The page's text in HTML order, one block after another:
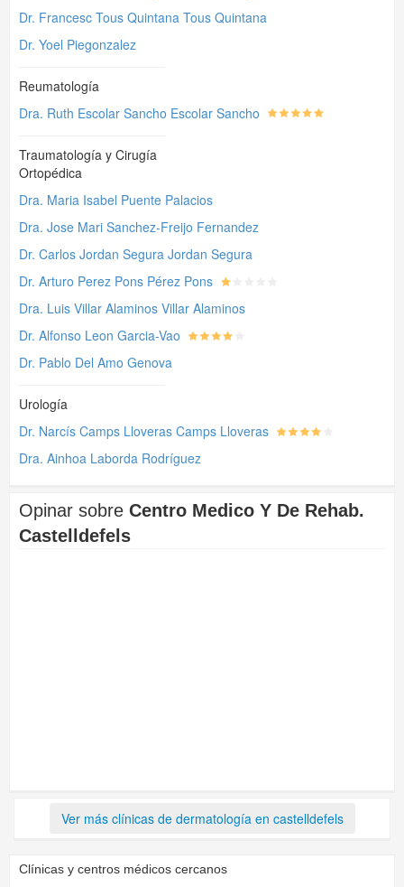
Dr. Francesc Tous Quintana Tous Quintana
Dr. Yoel Piegonzalez
Reumatología
Dra. Ruth Escolar Sancho Escolar Sancho
Traumatología y Cirugía
Ortopédica
Dra. Maria Isabel Puente Palacios
Dra. Jose Mari Sanchez-Freijo Fernandez
Dr. Carlos Jordan Segura Jordan Segura
Dr. Arturo Perez Pons Pérez Pons
Dra. Luis Villar Alaminos Villar Alaminos
Dr. Alfonso Leon Garcia-Vao
Dr. Pablo Del Amo Genova
Urología
Dr. Narcís Camps Lloveras Camps Lloveras
Dra. Ainhoa Laborda Rodríguez
Opinar sobre Centro Medico Y De Rehab.
Castelldefels
Ver más clínicas de dermatología en castelldefels
Clínicas y centros médicos cercanos